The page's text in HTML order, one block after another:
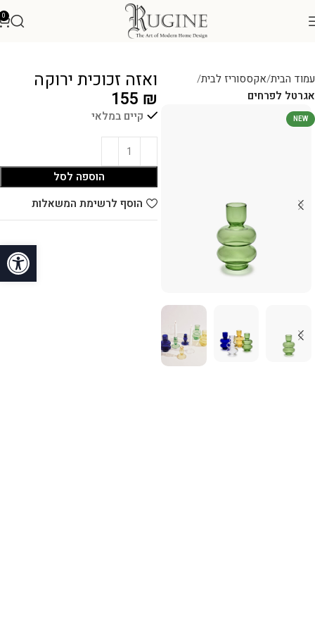
פתח
0
עמוד הבית אקססוריז לבית
אגרטל לפרחים
NEW
ואזה זכוכית ירוקה
155 ₪
קיים במלאי
הוספה לסל
הוסף לרשימת המשאלות